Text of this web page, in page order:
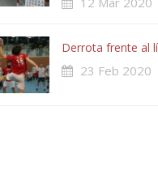
Derrota frente al
23 Feb 2020